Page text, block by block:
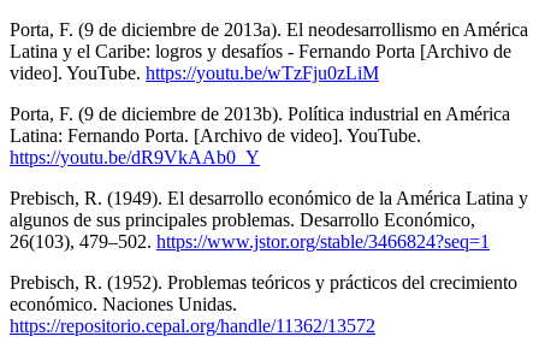
Porta, F. (9 de diciembre de 2013a). El neodesarrollismo en América
Latina y el Caribe: logros y desafíos - Fernando Porta [Archivo de
video]. YouTube. https://youtu.be/wTzFju0zLiM
Porta, F. (9 de diciembre de 2013b). Política industrial en América
Latina: Fernando Porta. [Archivo de video]. YouTube.
https://youtu.be/dR9VkAAb0_Y
Prebisch, R. (1949). El desarrollo económico de la América Latina y
algunos de sus principales problemas. Desarrollo Económico,
26(103), 479–502. https://www.jstor.org/stable/3466824?seq=1
Prebisch, R. (1952). Problemas teóricos y prácticos del crecimiento
económico. Naciones Unidas.
https://repositorio.cepal.org/handle/11362/13572